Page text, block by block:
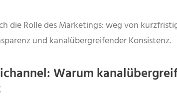
die Rolle des Marketings: weg von
und kanalübergreifender Konsistenz.
Warum